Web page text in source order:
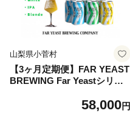
山梨県小菅村
【3ヶ月定期便】FAR YEAST
BREWING Far Yeastシリー
58,000円